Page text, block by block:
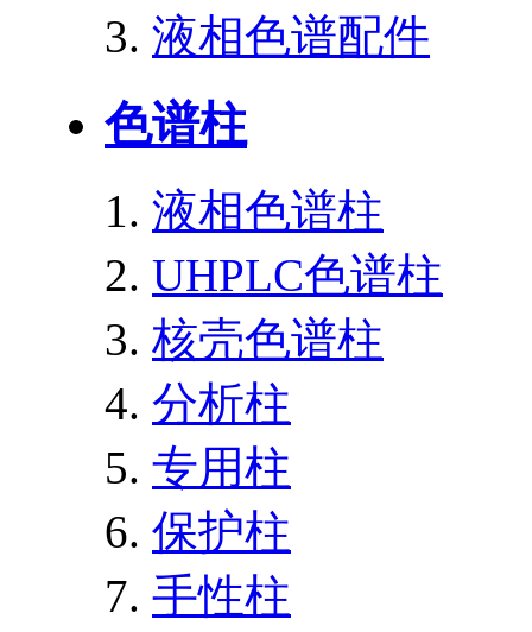
液相色谱配件
色谱柱
液相色谱柱
UHPLC色谱柱
核壳色谱柱
分析柱
专用柱
保护柱
手性柱